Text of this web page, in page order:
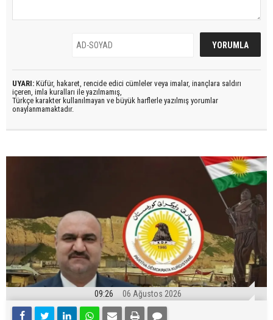
UYARI: Küfür, hakaret, rencide edici cümleler veya imalar, inançlara saldırı
içeren, imla kuralları ile yazılmamış,
Türkçe karakter kullanılmayan ve büyük harflerle yazılmış yorumlar
onaylanmamaktadır.
09:26 06 Ağustos 2026